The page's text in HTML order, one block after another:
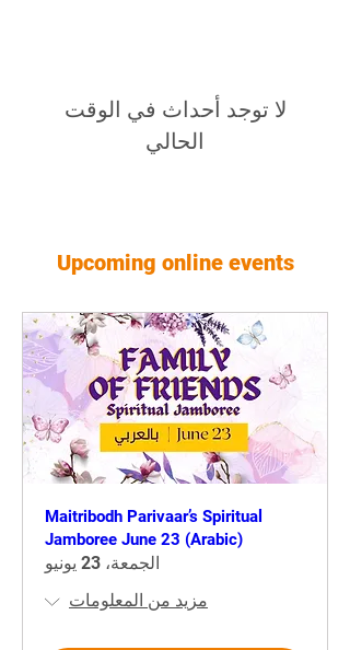
لا توجد أحداث في الوقت
الحالي
Upcoming online events
Maitribodh Parivaar’s Spiritual
Jamboree June 23 (Arabic)
الجمعة، 23 يونيو
مزيد من المعلومات